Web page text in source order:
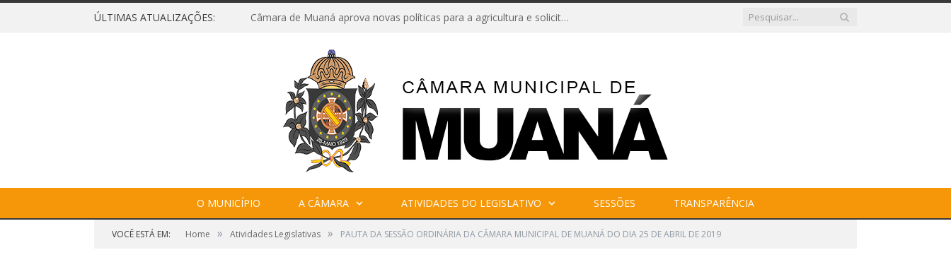
ÚLTIMAS ATUALIZAÇÕES: Câmara de Muaná aprova novas políticas para a agricultura e solicita reforma da Ponte do Reduto
O MUNICÍPIO A CÂMARA ATIVIDADES DO LEGISLATIVO SESSÕES TRANSPARÊNCIA
VOCÊ ESTÁ EM: Home » Atividades Legislativas » PAUTA DA SESSÃO ORDINÁRIA DA CÂMARA MUNICIPAL DE MUANÁ DO DIA 25 DE ABRIL DE 2019